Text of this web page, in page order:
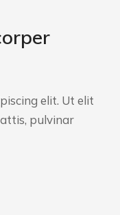
elit. Ut elit
pulvinar